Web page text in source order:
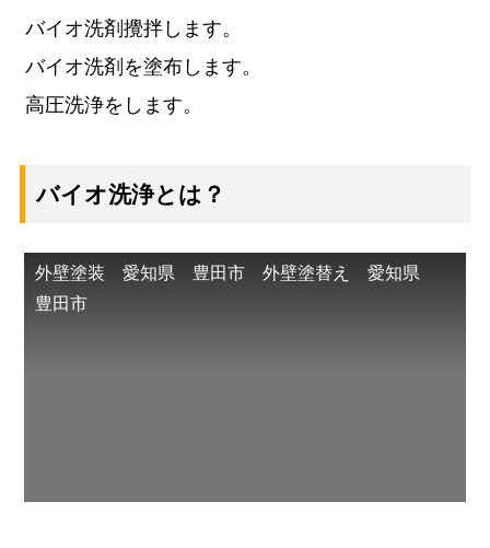
バイオ洗剤攪拌します。
バイオ洗剤を塗布します。
高圧洗浄をします。
バイオ洗浄とは？
外壁塗装 愛知県 豊田市 外壁塗替え 愛知県
豊田市